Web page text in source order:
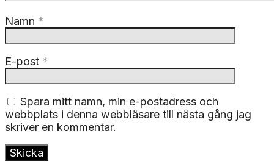
Namn *
E-post *
Spara mitt namn, min e-postadress och
webbplats i denna webbläsare till nästa gång jag
skriver en kommentar.